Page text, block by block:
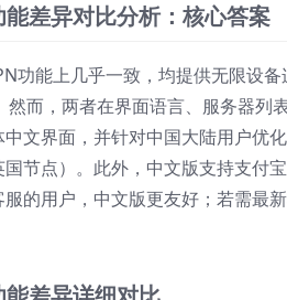
差异对比分析：核心答案
功能上几乎一致，均提供无限设
而，两者在界面语言、服务器列
文界面，并针对中国大陆用户优
节点）。此外，中文版支持支付
的用户，中文版更友好；若需最